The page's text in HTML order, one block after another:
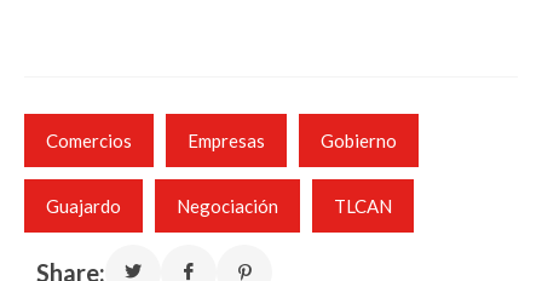
Comercios Empresas Gobierno
Guajardo Negociación TLCAN
Share: